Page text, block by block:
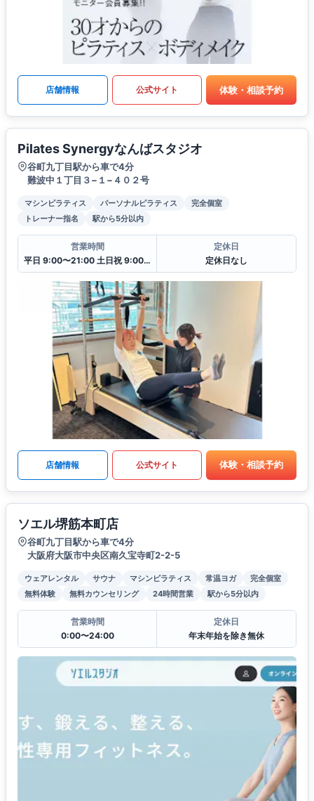
店舗情報 公式サイト 体験・相談予約
Pilates Synergyなんばスタジオ
谷町九丁目駅から車で4分
難波中１丁目３−１−４０２号
マシンピラティス パーソナルピラティス
完全個室
トレーナー指名
駅から5分以内
営業時間
平日 9:00〜21:00 土日祝 9:00〜19:00
定休日
定休日なし
店舗情報 公式サイト 体験・相談予約
ソエル堺筋本町店
谷町九丁目駅から車で4分
大阪府大阪市中央区南久宝寺町2-2-5
ウェアレンタル サウナ マシンピラティス 常温ヨガ
完全個室
無料体験
無料カウンセリング 24時間営業 駅から5分以内
営業時間
0:00〜24:00
定休日
年末年始を除き無休